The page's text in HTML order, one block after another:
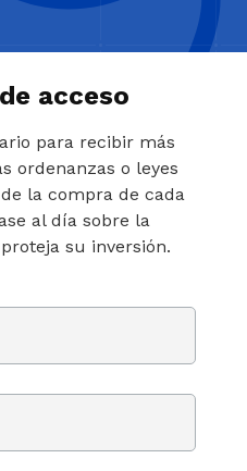
acceso
para recibir más
ordenanzas o leyes
la compra de cada
al día sobre la
su inversión.